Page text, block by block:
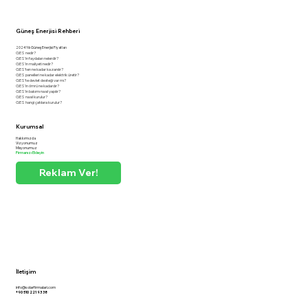
Kurumsal
Hakkımızda
Vizyonumuz
Misyonumuz
Firmanızı Ekleyin
Reklam Ver!
Güneş Enerjisi Rehberi
2024 Yılı Güneş Enerjisi Fiyatları
GES nedir?
GES'in faydaları nelerdir?
GES'in maliyeti nedir?
GES'ten ne kadar kazanılır?
GES panelleri ne kadar elektrik üretir?
GES'te devlet desteği var mı?
GES'in ömrü ne kadardır?
GES'in bakımı nasıl yapılır?
GES nasıl kurulur?
GES hangi çatılara kurulur?
İletişim
info@solarfirmalari.com
+90 510 221 93 38